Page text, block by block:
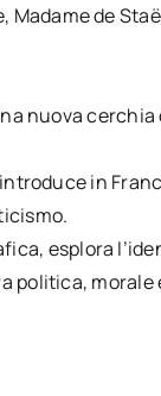
Madame de
nuova cerchia
in
esplora
politica,